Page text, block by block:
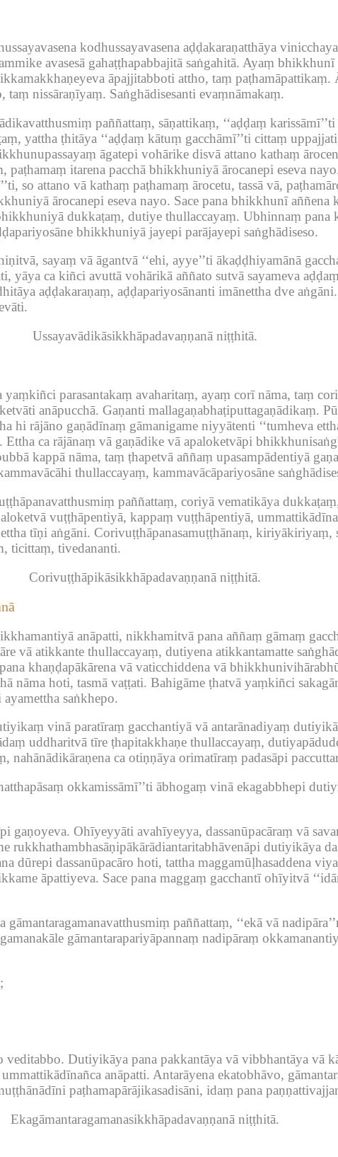
kodhussayavasena aḍḍakaraṇatthāya
avasesā gahaṭṭhapabbajitā saṅgahitā. Ayaṃ bhikkhunī
āpajjitabboti attho, taṃ paṭhamāpattikaṃ.
taṃ nissāraṇīyaṃ. Saṅghādisesanti evaṃnāmakaṃ.
paññattaṃ, sāṇattikaṃ, ‘‘aḍḍaṃ
yattha ṭhitāya ‘‘aḍḍaṃ kātuṃ gacchāmī’’ti cittaṃ
āgatepi vohārike disvā attano kathaṃ
itarena pacchā bhikkhuniyā ārocanepi eseva
so attano vā kathaṃ paṭhamaṃ ārocetu, tassā vā,
ārocanepi eseva nayo. Sace pana bhikkhunī aññena
dukkaṭaṃ, dutiye thullaccayaṃ. Ubhinnaṃ pana
bhikkhuniyā jayepi parājayepi saṅghādiseso.
sayaṃ vā āgantvā ‘‘ehi, ayye’’ti ākaḍḍhiyamānā
yāya ca kiñci avuttā vohārikā aññato sutvā sayameva
aḍḍakaraṇaṃ, aḍḍapariyosānanti imānettha dve aṅgāni.
Ussayavādikāsikkhāpadavaṇṇanā niṭṭhitā.
parasantakaṃ avaharitaṃ, ayaṃ corī nāma, taṃ
anāpucchā. Gaṇanti mallagaṇabhaṭiputtagaṇādikaṃ.
hi rājāno gaṇādīnaṃ gāmanigame niyyātenti ‘‘tumheva
Ettha ca rājānaṃ vā gaṇādike vā apaloketvāpi
kappā nāma, taṃ ṭhapetvā aññaṃ upasampādentiyā
thullaccayaṃ, kammavācāpariyosāne
paññattaṃ, coriyā vematikāya
vuṭṭhāpentiyā, kappaṃ vuṭṭhāpentiyā,
tīṇi aṅgāni. Corivuṭṭhāpanasamuṭṭhānaṃ, kiriyākiriyaṃ,
ticittaṃ, tivedananti.
Corivuṭṭhāpikāsikkhāpadavaṇṇanā niṭṭhitā.
anāpatti, nikkhamitvā pana aññaṃ gāmaṃ
vā atikkante thullaccayaṃ, dutiyena atikkantamatte
khaṇḍapākārena vā vaticchiddena vā
nāma hoti, tasmā vaṭṭati. Bahigāme ṭhatvā yaṃkiñci
saṅkhepo.
vinā paratīraṃ gacchantiyā vā antarānadiyaṃ
uddharitvā tīre ṭhapitakkhaṇe thullaccayaṃ,
nahānādikāraṇena ca otiṇṇāya orimatīraṃ padasāpi
okkamissāmī’’ti ābhogaṃ vinā ekagabbhepi
gaṇoyeva. Ohīyeyyāti avahīyeyya, dassanūpacāraṃ vā
rukkhathambhasāṇipākārādiantaritabhāvenāpi dutiyikāya
dūrepi dassanūpacāro hoti, tattha maggamūḷhasaddena
āpattiyeva. Sace pana maggaṃ gacchantī ohīyitvā
paññattaṃ, ‘‘ekā vā
gāmantarapariyāpannaṃ nadipāraṃ
veditabbo. Dutiyikāya pana pakkantāya vā vibbhantāya vā
anāpatti. Antarāyena ekatobhāvo,
paṭhamapārājikasadisāni, idaṃ pana
Ekagāmantaragamanasikkhāpadavaṇṇanā niṭṭhitā.